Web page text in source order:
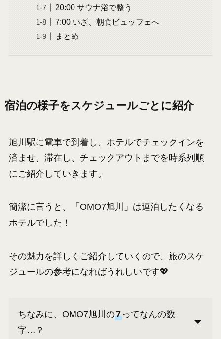
20:00 サウナ浴で整う
7:00 いざ、朝食ビュッフェへ
まとめ
宿泊の様子をスケジュールごとに紹介
旭川駅に電車で到着し、ホテルでチェックインを
済ませ、滞在し、チェックアウトまでを時系列順
にご紹介していきます。
簡潔に言うと、「OMO7旭川」は連泊したくなる
ホテルでした！
その魅力を詳しくご紹介していくので、旅のスケ
ジュールの参考になればうれしいです💖
ちなみに、OMO7旭川の7ってなんの数
字…？